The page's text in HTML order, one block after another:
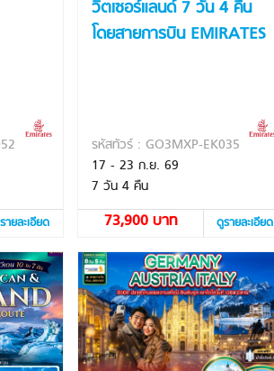
ายละเอียด
วิตเซอร์แลนด์ 7 วัน 4 คืน
โดยสายการบิน EMIRATES
รหัสทัวร์ : GO3MXP-EK035
17 - 23 ก.ย. 69
7 วัน 4 คืน
73,900 บาท ดูรายละเอียด